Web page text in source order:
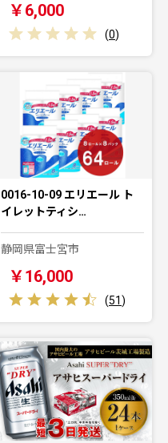
￥6,000
(0)
0016-10-09 エリエール ト
イレットティシ…
静岡県富士宮市
￥16,000
(51)